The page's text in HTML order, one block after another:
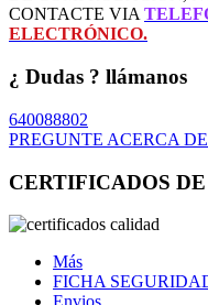
CONTACTE VIA
ELECTRÓNICO.
¿ Dudas ? llámanos
640088802
PREGUNTE ACERCA
CERTIFICADOS
Más
FICHA